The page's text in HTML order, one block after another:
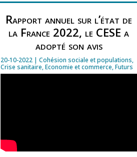
Rapport annuel sur l’état de
la France 2022, le CESE a
adopté son avis
20-10-2022| Cohésion sociale et populations,
Crise sanitaire,Economie et commerce,Futurs